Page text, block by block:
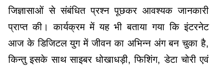
जिज्ञासाओं से संबंधित प्रश्न पूछकर आवश्यक जानकारी
प्राप्त की। कार्यक्रम में यह भी बताया गया कि इंटरनेट
आज के डिजिटल युग में जीवन का अभिन्न अंग बन चुका है,
किन्तु इसके साथ साइबर धोखाधड़ी, फिशिंग, डेटा चोरी एवं